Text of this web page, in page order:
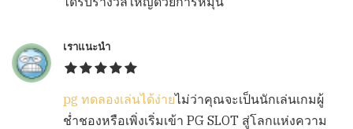
เราแนะนำ
pg ทดลองเล่นได้ง่ายไม่ว่าคุณจะเป็นนักเล่นเกมผู้
ช่ำชองหรือเพิ่งเริ่มเข้า PG SLOT สู่โลกแห่งความ